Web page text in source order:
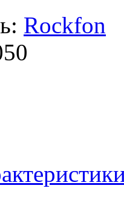
Rockfon